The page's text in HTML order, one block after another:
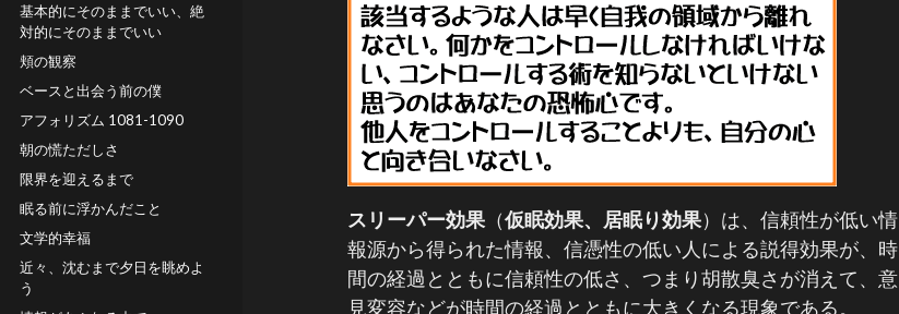
スリーパー効果 （仮眠効果、居眠り効果）は、信頼性が低い情
報源から得られた情報、信憑性の低い人による説得効果が、時
間の経過とともに信頼性の低さ、つまり胡散臭さが消えて、意
見変容などが時間の経過とともに大きくなる現象である。
基本的にそのままでいい、絶
対的にそのままでいい
頬の観察
ベースと出会う前の僕
アフォリズム 1081-1090
朝の慌ただしさ
限界を迎えるまで
眠る前に浮かんだこと
文学的幸福
近々、沈むまで夕日を眺めよ
う